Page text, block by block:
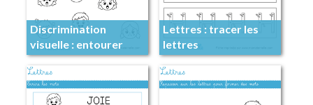
Discrimination
visuelle : entourer
l’émotion
Lettres : tracer les
lettres